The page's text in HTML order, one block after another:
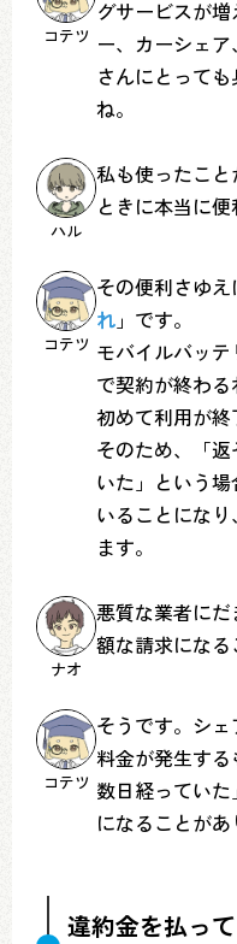
コテツ
グサービスが
ー、カーシェ
さんにとって
ね。
ハル
私も使ったこ
ときに本当に便
コテツ
その便利さゆ
れ 」です。
モバイルバッ
で契約が終わ
初めて利用が終
そのため、「
いた」という
いることにな
ます。
ナオ
悪質な業者に
額な請求にな
コテツ
そうです。シ
料金が発生す
数日経ってい
になることがあ
違約金を払っ